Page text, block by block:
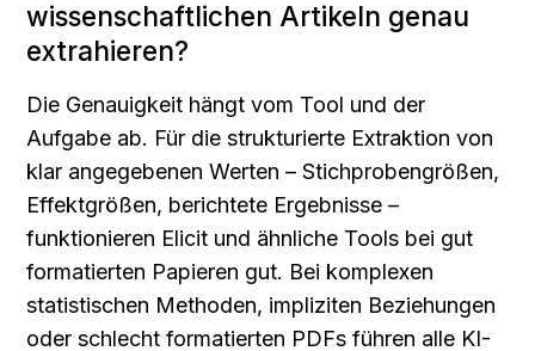
wissenschaftlichen Artikeln genau
extrahieren?
Die Genauigkeit hängt vom Tool und der
Aufgabe ab. Für die strukturierte Extraktion von
klar angegebenen Werten – Stichprobengrößen,
Effektgrößen, berichtete Ergebnisse –
funktionieren Elicit und ähnliche Tools bei gut
formatierten Papieren gut. Bei komplexen
statistischen Methoden, impliziten Beziehungen
oder schlecht formatierten PDFs führen alle KI-